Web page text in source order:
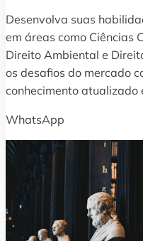
Desenvolva suas
em áreas como Ciências
Direito Ambiental e
os desafios do mercado
conhecimento atualizado
WhatsApp